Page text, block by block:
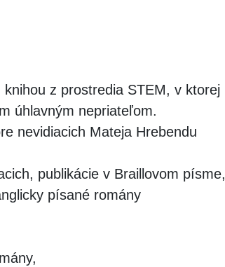
z prostredia STEM, v ktorej
úhlavným nepriateľom.
nevidiacich Mateja Hrebendu
publikácie v Braillovom písme,
písané romány